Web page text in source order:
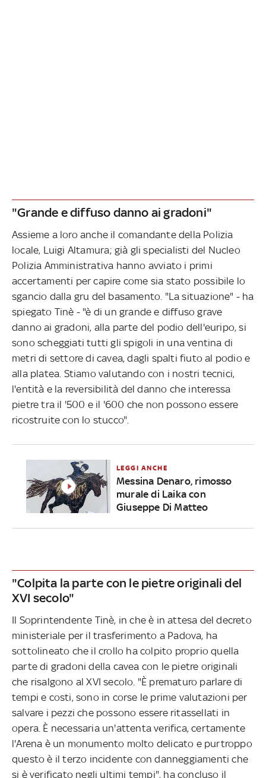
"Grande e diffuso danno ai gradoni"
Assieme a loro anche il comandante della Polizia
locale, Luigi Altamura; già gli specialisti del Nucleo
Polizia Amministrativa hanno avviato i primi
accertamenti per capire come sia stato possibile lo
sgancio dalla gru del basamento. "La situazione" - ha
spiegato Tinè - "è di un grande e diffuso grave
danno ai gradoni, alla parte del podio dell'euripo, si
sono scheggiati tutti gli spigoli in una ventina di
metri di settore di cavea, dagli spalti fiuto al podio e
alla platea. Stiamo valutando con i nostri tecnici,
l'entità e la reversibilità del danno che interessa
pietre tra il '500 e il '600 che non possono essere
ricostruite con lo stucco".
LEGGI ANCHE
Messina Denaro, rimosso
murale di Laika con
Giuseppe Di Matteo
"Colpita la parte con le pietre originali del
XVI secolo"
Il Soprintendente Tinè, in che è in attesa del decreto
ministeriale per il trasferimento a Padova, ha
sottolineato che il crollo ha colpito proprio quella
parte di gradoni della cavea con le pietre originali
che risalgono al XVI secolo. "È prematuro parlare di
tempi e costi, sono in corse le prime valutazioni per
salvare i pezzi che possono essere ritassellati in
opera. È necessaria un'attenta verifica, certamente
l'Arena è un monumento molto delicato e purtroppo
questo è il terzo incidente con danneggiamenti che
si è verificato negli ultimi tempi", ha concluso il